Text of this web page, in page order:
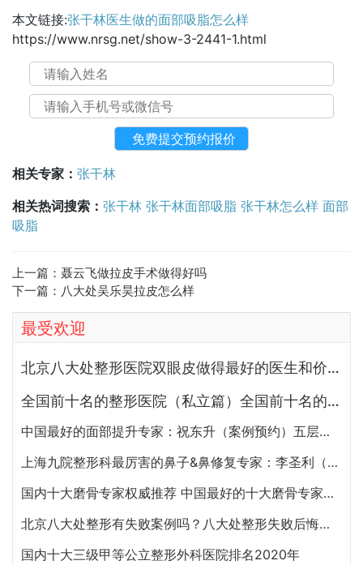
本文链接:张干林医生做的面部吸脂怎么样
https://www.nrsg.net/show-3-2441-1.html
相关专家： 张干林
相关热词搜索： 张干林 张干林面部吸脂 张干林怎么样 面部
吸脂
上一篇： 聂云飞做拉皮手术做得好吗
下一篇： 八大处吴乐昊拉皮怎么样
最受欢迎
北京八大处整形医院双眼皮做得最好的医生和价格大全
全国前十名的整形医院（私立篇）全国前十名的私立整形医院排名大全
中国最好的面部提升专家：祝东升（案例预约）五层面部提升怎么样？
上海九院整形科最厉害的鼻子&鼻修复专家：李圣利（简介、案例、预约）
国内十大磨骨专家权威推荐 中国最好的十大磨骨专家排名
北京八大处整形有失败案例吗？八大处整形失败后悔怎么办？怎么投诉？
国内十大三级甲等公立整形外科医院排名2020年